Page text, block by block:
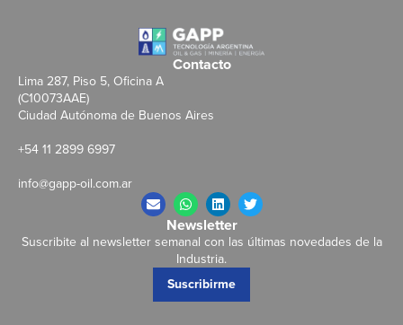
Contacto
Lima 287, Piso 5, Oficina A
(C10073AAE)
Ciudad Autónoma de Buenos Aires
+54 11 2899 6997
info@gapp-oil.com.ar
Newsletter
Suscribite al newsletter semanal con las últimas novedades de la
Industria.
Suscribirme